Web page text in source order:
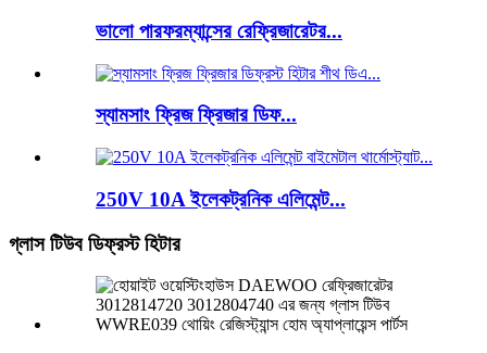
ভালো পারফরম্যান্সের রেফ্রিজারেটর...
স্যামসাং ফ্রিজ ফ্রিজার ডিফ...
250V 10A ইলেকট্রনিক এলিমেন্ট...
গ্লাস টিউব ডিফ্রস্ট হিটার